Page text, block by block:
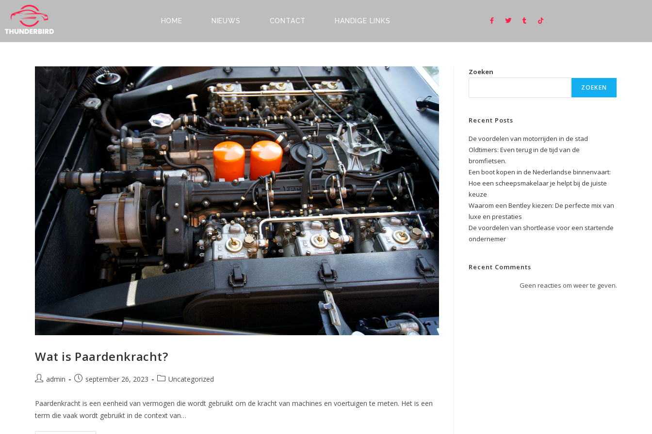
HOME NIEUWS CONTACT HANDIGE LINKS
Wat is Paardenkracht?
admin september 26, 2023 Uncategorized
Paardenkracht is een eenheid van vermogen die wordt gebruikt om de kracht van machines en voertuigen te meten. Het is een
term die vaak wordt gebruikt in de context van…
Zoeken
ZOEKEN
Recent Posts
De voordelen van motorrijden in de stad
Oldtimers: Even terug in de tijd van de
bromfietsen.
Een boot kopen in de Nederlandse binnenvaart:
Hoe een scheepsmakelaar je helpt bij de juiste
keuze
Waarom een Bentley kiezen: De perfecte mix van
luxe en prestaties
De voordelen van shortlease voor een startende
ondernemer
Recent Comments
Geen reacties om weer te geven.